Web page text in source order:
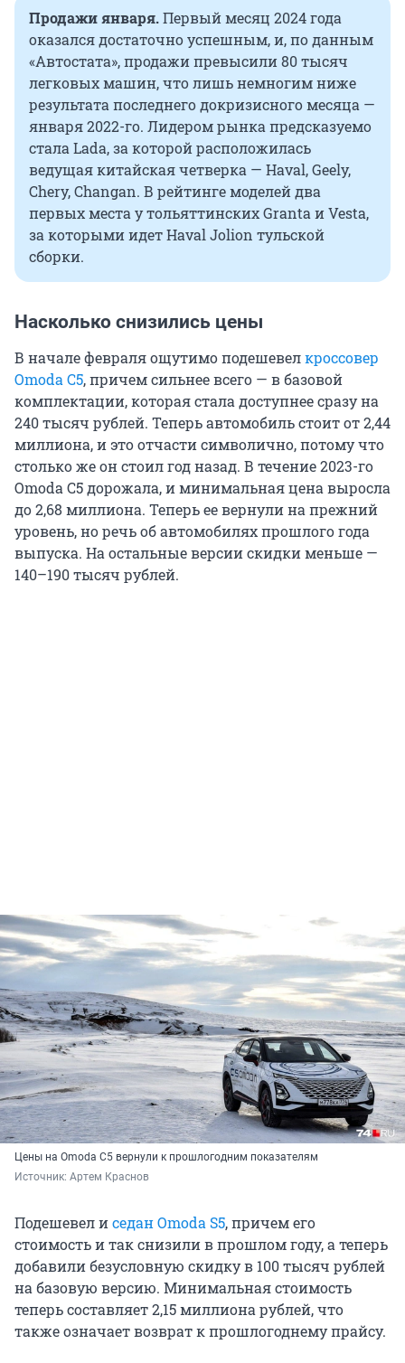
Продажи января.Первый месяц 2024 года
оказался достаточно успешным, и, по данным
«Автостата», продажи превысили 80 тысяч
легковых машин, что лишь немногим ниже
результата последнего докризисного месяца —
января 2022-го. Лидером рынка предсказуемо
стала Lada, за которой расположилась
ведущая китайская четверка — Haval, Geely,
Chery, Changan. В рейтинге моделей два
первых места у тольяттинских Granta и Vesta,
за которыми идет Haval Jolion тульской
сборки.
Насколько снизились цены
В начале февраля ощутимо подешевелкроссовер
Omoda C5, причем сильнее всего — в базовой
комплектации, которая стала доступнее сразу на
240 тысяч рублей. Теперь автомобиль стоит от 2,44
миллиона, и это отчасти символично, потому что
столько же он стоил год назад. В течение 2023-го
Omoda С5 дорожала, и минимальная цена выросла
до 2,68 миллиона. Теперь ее вернули на прежний
уровень, но речь об автомобилях прошлого года
выпуска. На остальные версии скидки меньше —
140–190 тысяч рублей.
Цены на Omoda C5 вернули к прошлогодним показателям
Источник: Артем Краснов
Подешевел иседан Omoda S5, причем его
стоимость и так снизили в прошлом году, а теперь
добавили безусловную скидку в 100 тысяч рублей
на базовую версию. Минимальная стоимость
теперь составляет 2,15 миллиона рублей, что
также означает возврат к прошлогоднему прайсу.